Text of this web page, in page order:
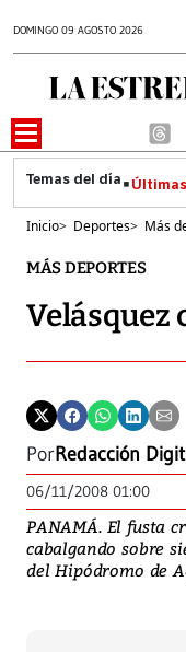
DOMINGO 09 AGOSTO 2026
Inicio> Deportes> Más
MÁS DEPORTES
Velásquez
PorRedacción
06/11/2008 01:00
PANAMÁ. El fusta
cabalgando sobre
del Hipódromo de